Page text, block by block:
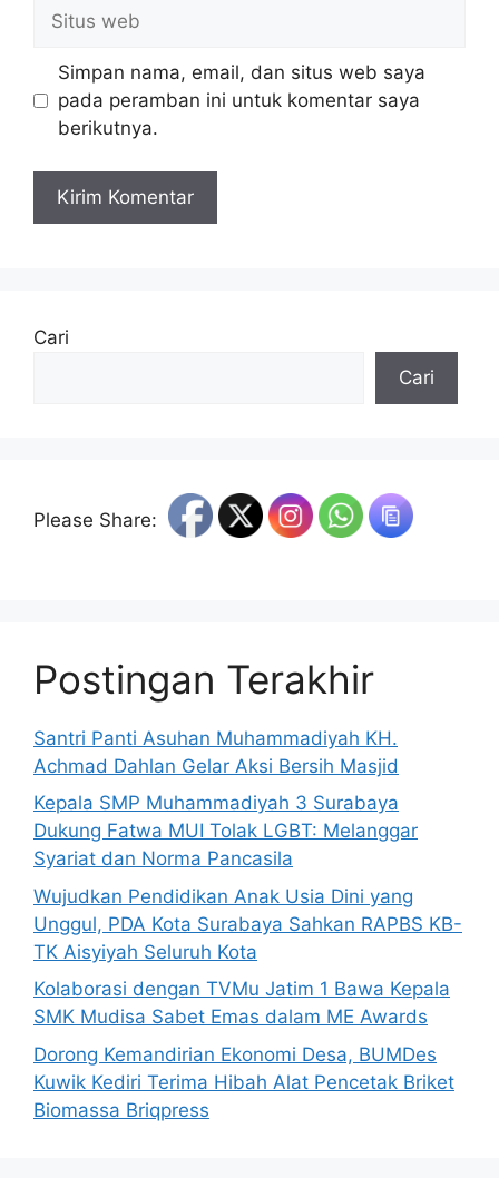
Situs
web
Simpan nama, email, dan situs web saya
pada peramban ini untuk komentar saya
berikutnya.
Cari
Cari
Please Share:
Postingan Terakhir
Santri Panti Asuhan Muhammadiyah KH.
Achmad Dahlan Gelar Aksi Bersih Masjid
Kepala SMP Muhammadiyah 3 Surabaya
Dukung Fatwa MUI Tolak LGBT: Melanggar
Syariat dan Norma Pancasila
Wujudkan Pendidikan Anak Usia Dini yang
Unggul, PDA Kota Surabaya Sahkan RAPBS KB-
TK Aisyiyah Seluruh Kota
Kolaborasi dengan TVMu Jatim 1 Bawa Kepala
SMK Mudisa Sabet Emas dalam ME Awards
Dorong Kemandirian Ekonomi Desa, BUMDes
Kuwik Kediri Terima Hibah Alat Pencetak Briket
Biomassa Briqpress